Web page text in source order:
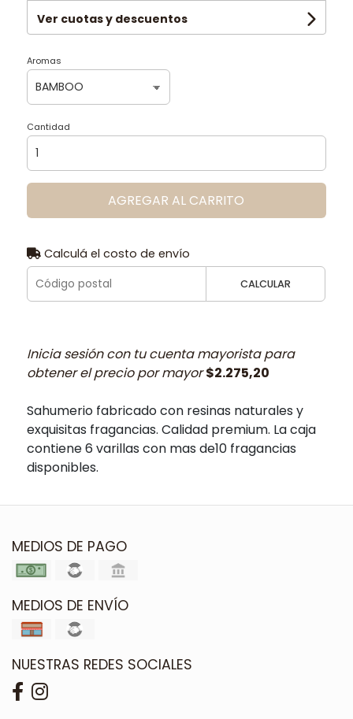
Ver cuotas y descuentos
Aromas
Cantidad
AGREGAR AL CARRITO
Calculá el costo de envío
CALCULAR
Inicia sesión con tu cuenta mayorista para
obtener el precio por mayor$2.275,20
Sahumerio fabricado con resinas naturales y
exquisitas fragancias. Calidad premium. La caja
contiene 6 varillas con mas de10 fragancias
disponibles.
MEDIOS DE PAGO
MEDIOS DE ENVÍO
NUESTRAS REDES SOCIALES